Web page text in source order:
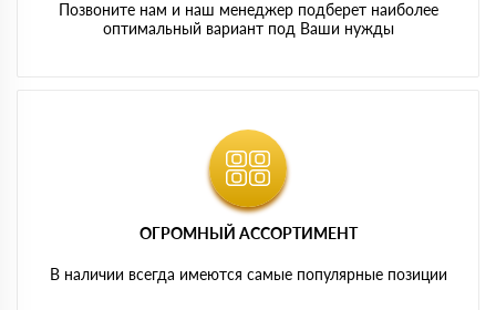
Позвоните нам и наш менеджер подберет наиболее
оптимальный вариант под Ваши нужды
ОГРОМНЫЙ АССОРТИМЕНТ
В наличии всегда имеются самые популярные позиции